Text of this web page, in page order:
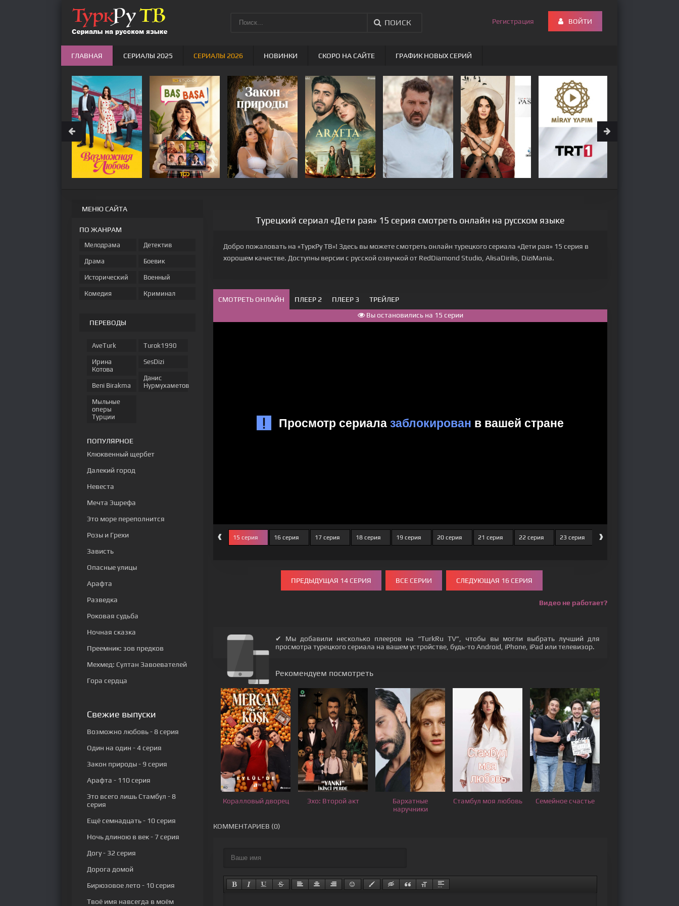
Турецкий сериал «Дети рая» 15 серия смотреть онлайн на русском языке
Добро пожаловать на «ТуркРу ТВ»! Здесь вы можете смотреть онлайн турецкого сериала «Дети рая» 15 серия в
хорошем качестве. Доступны версии с русской озвучкой от RedDiamond Studio, AlisaDirilis, DiziMania.
СМОТРЕТЬ ОНЛАЙН ПЛЕЕР 2 ПЛЕЕР 3
ТРЕЙЛЕР
Вы остановились на 15 серии
‹
11 серия 12 серия 15 серия 16 серия 17 серия 18 серия 19 серия 20 серия 21 серия 22 серия 23 серия 24 серия
›
ПРЕДЫДУЩАЯ 14 СЕРИЯ ВСЕ СЕРИИ СЛЕДУЮЩАЯ 16 СЕРИЯ
Видео не работает?
✔ Мы добавили несколько плееров на “TurkRu TV”, чтобы вы могли выбрать лучший для
просмотра турецкого сериала на вашем устройстве, будь-то Android, iPhone, iPad или телевизор.
Рекомендуем посмотреть
Коралловый дворец Эхо: Второй акт
Бархатные
наручники
Стамбул моя любовь Семейное счастье
КОММЕНТАРИЕВ (0)
МЕНЮ САЙТА
ПО ЖАНРАМ
Мелодрама
Драма
Исторический
Комедия
Детектив
Боевик
Военный
Криминал
ПЕРЕВОДЫ
AveTurk
Ирина
Котова
Beni Birakma
Мыльные
оперы
Турции
Turok1990
SesDizi
Данис
Нурмухаметов
ПОПУЛЯРНОЕ
Клюквенный щербет
Далекий город
Невеста
Мечта Эшрефа
Это море переполнится
Розы и Грехи
Зависть
Опасные улицы
Арафта
Разведка
Роковая судьба
Ночная сказка
Преемник: зов предков
Мехмед: Султан Завоевателей
Гора сердца
Свежие выпуски
Возможно любовь- 8 серия
Один на один - 4 серия
Закон природы- 9 серия
Арафта - 110 серия
Это всего лишь Стамбул - 8
серия
Ещё семнадцать- 10 серия
Ночь длиною в век- 7 серия
Догу- 32 серия
Дорога домой
Бирюзовое лето - 10 серия
Твоё имя навсегда в моём
ПОИСК Регистрация ВОЙТИ
ГЛАВНАЯ СЕРИАЛЫ 2025 СЕРИАЛЫ 2026 НОВИНКИ СКОРО НА САЙТЕ ГРАФИК НОВЫХ СЕРИЙ